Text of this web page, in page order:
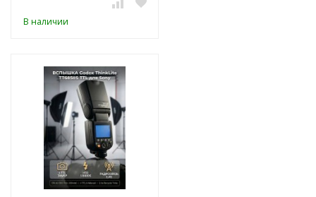
В наличии